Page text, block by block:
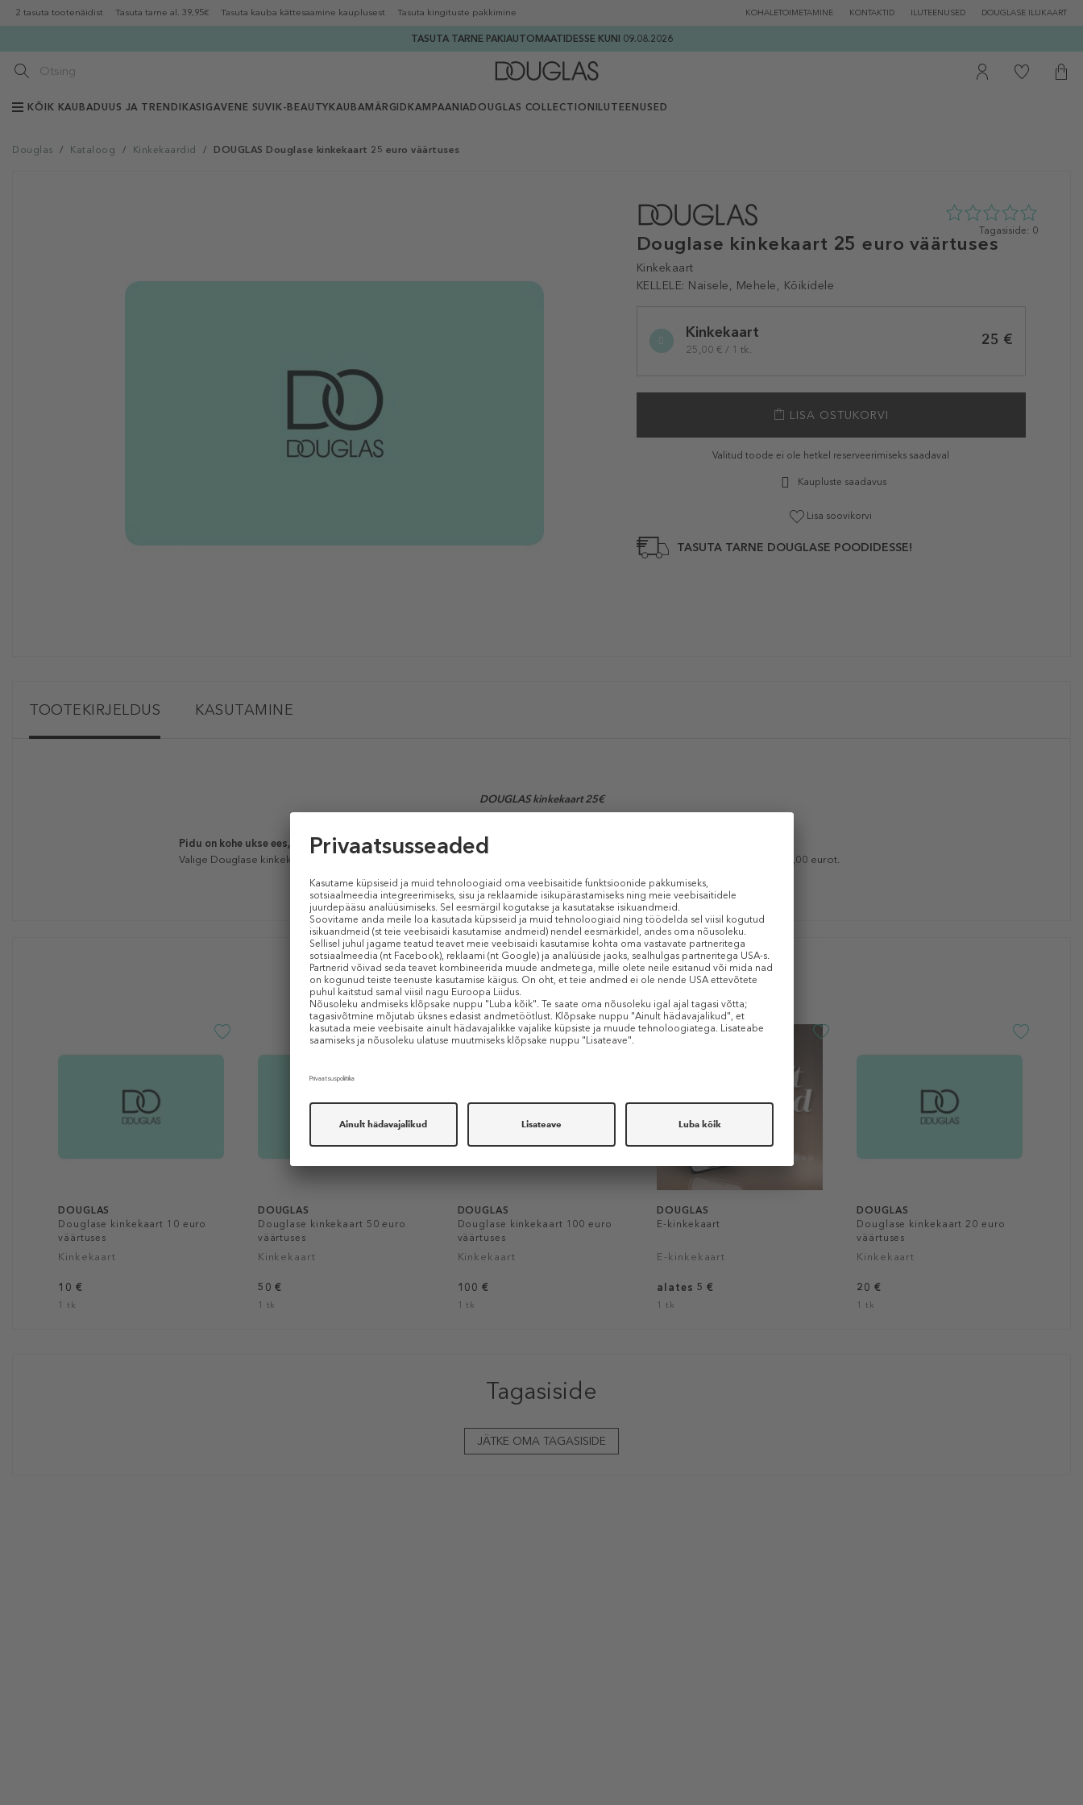
2 tasuta tootenäidist Tasuta tarne al. 39,95€ Tasuta kauba kättesaamine kauplusest Tasuta kingituste pakkimine KOHALETOIMETAMINE KONTAKTID ILUTEENUSED DOUGLASE ILUKAART
TASUTA TARNE PAKIAUTOMAATIDESSE KUNI 09.08.2026
KÕIK KAUBADUUS JA TRENDIKAS IGAVENE SUVI K-BEAUTY KAUBAMÄRGID KAMPAANIADOUGLAS COLLECTION ILUTEENUSED
Douglas / Kataloog / Kinkekaardid / DOUGLAS Douglase kinkekaart 25 euro väärtuses
Douglase kinkekaart 25 euro väärtuses
Kinkekaart
KELLELE: Naisele, Mehele, Kõikidele
0
tähte
Tagasiside: 0
variationKinkekaart
25,00 € / 1 tk.
25 €
LISA OSTUKORVI
Valitud toode ei ole hetkel reserveerimiseks saadaval
Kaupluste saadavus
Lisa soovikorvi
TASUTA TARNE DOUGLASE POODIDESSE!
TOOTEKIRJELDUS KASUTAMINE
DOUGLAS kinkekaart 25€
Pidu on kohe ukse ees, kuid ikka veel kahtlete, mida kinkida?
Valige Douglase kinkekaart! See on tore kingitus, mis avab ilumaailma uksed nii naisele kui ka mehele. Kinkekaardi väärtus on 25,00 eurot.
Sarnased tooted
DOUGLAS
Douglase kinkekaart 10 euro
väärtuses
Kinkekaart
10 €
1 tk
DOUGLAS
Douglase kinkekaart 50 euro
väärtuses
Kinkekaart
50 €
1 tk
DOUGLAS
Douglase kinkekaart 100 euro
väärtuses
Kinkekaart
100 €
1 tk
DOUGLAS
E-kinkekaart
E-kinkekaart
alates 5 €
1 tk
DOUGLAS
Douglase kinkekaart 20 euro
väärtuses
Kinkekaart
20 €
1 tk
Tagasiside
JÄTKE OMA TAGASISIDE